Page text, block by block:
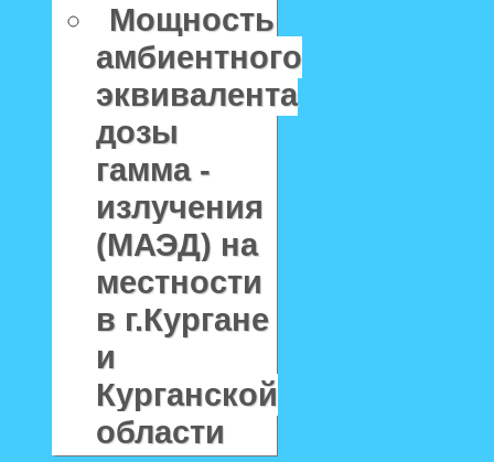
Мощность
амбиентного
эквивалента
дозы
гамма -
излучения
(МАЭД) на
местности
в г.Кургане
и
Курганской
области